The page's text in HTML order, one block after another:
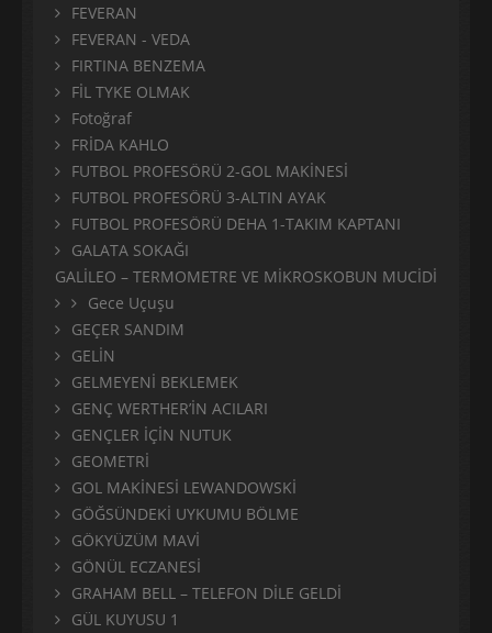
FEVERAN
FEVERAN - VEDA
FIRTINA BENZEMA
FİL TYKE OLMAK
Fotoğraf
FRİDA KAHLO
FUTBOL PROFESÖRÜ 2-GOL MAKİNESİ
FUTBOL PROFESÖRÜ 3-ALTIN AYAK
FUTBOL PROFESÖRÜ DEHA 1-TAKIM KAPTANI
GALATA SOKAĞI
GALİLEO – TERMOMETRE VE MİKROSKOBUN MUCİDİ
Gece Uçuşu
GEÇER SANDIM
GELİN
GELMEYENİ BEKLEMEK
GENÇ WERTHER’İN ACILARI
GENÇLER İÇİN NUTUK
GEOMETRİ
GOL MAKİNESİ LEWANDOWSKİ
GÖĞSÜNDEKİ UYKUMU BÖLME
GÖKYÜZÜM MAVİ
GÖNÜL ECZANESİ
GRAHAM BELL – TELEFON DİLE GELDİ
GÜL KUYUSU 1